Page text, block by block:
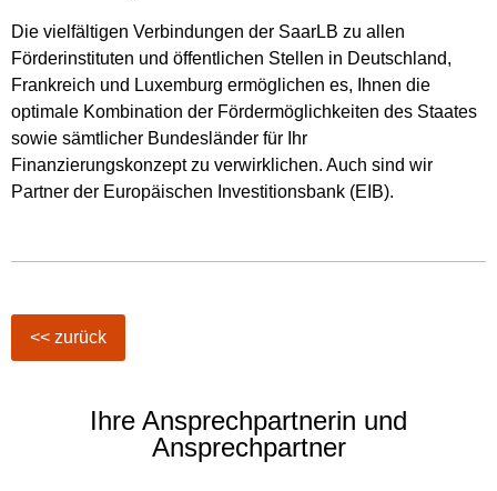
Die vielfältigen Verbindungen der SaarLB zu allen
Förderinstituten und öffentlichen Stellen in Deutschland,
Frankreich und Luxemburg ermöglichen es, Ihnen die
optimale Kombination der Fördermöglichkeiten des Staates
sowie sämtlicher Bundesländer für Ihr
Finanzierungskonzept zu verwirklichen. Auch sind wir
Partner der Europäischen Investitionsbank (EIB).
Ihre Ansprechpartnerin und
Ansprechpartner